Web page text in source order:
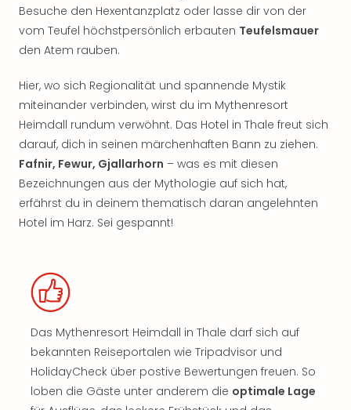
Besuche den Hexentanzplatz oder lasse dir von der
vom Teufel höchstpersönlich erbauten Teufelsmauer
den Atem rauben.
Hier, wo sich Regionalität und spannende Mystik
miteinander verbinden, wirst du im Mythenresort
Heimdall rundum verwöhnt. Das Hotel in Thale freut sich
darauf, dich in seinen märchenhaften Bann zu ziehen.
Fafnir, Fewur, Gjallarhorn – was es mit diesen
Bezeichnungen aus der Mythologie auf sich hat,
erfährst du in deinem thematisch daran angelehnten
Hotel im Harz. Sei gespannt!
Das Mythenresort Heimdall in Thale darf sich auf
bekannten Reiseportalen wie Tripadvisor und
HolidayCheck über postive Bewertungen freuen. So
loben die Gäste unter anderem die optimale Lage